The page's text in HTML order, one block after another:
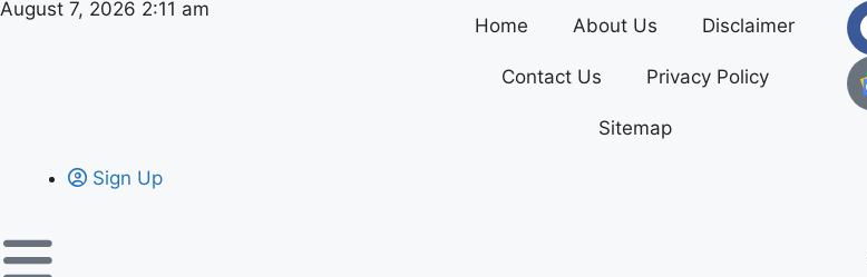
August 7, 2026 2:11 am
Home About Us Disclaimer
Contact Us Privacy Policy
Sitemap
Sign Up